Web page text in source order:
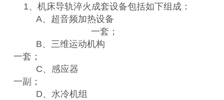
1、机床导轨淬火成套设备包括如下组成：
A、超音频加热设备
一套；
B、三维运动机构
一套；
C、感应器
一副；
D、水冷机组